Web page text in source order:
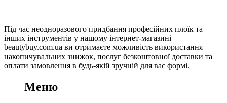
Під час неодноразового придбання професійних плоїк та
інших інструментів у нашому інтернет-магазині
beautybuy.com.ua ви отримаєте можливість використання
накопичувальних знижок, послуг безкоштовної доставки та
оплати замовлення в будь-якій зручній для вас формі.
Меню